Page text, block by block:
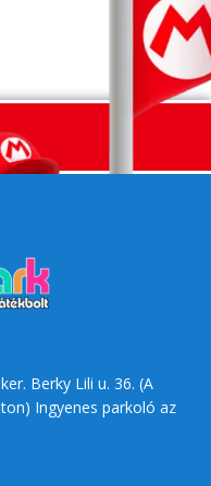
Berky Lili u. 36. (A
Ingyenes parkoló az